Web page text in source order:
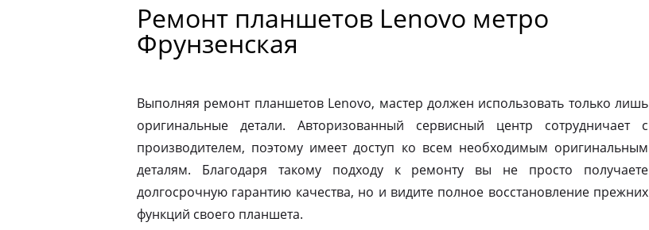
Ремонт планшетов Lenovo метро
Фрунзенская
Выполняя ремонт планшетов Lenovo, мастер должен использовать только лишь
оригинальные детали. Авторизованный сервисный центр сотрудничает с
производителем, поэтому имеет доступ ко всем необходимым оригинальным
деталям. Благодаря такому подходу к ремонту вы не просто получаете
долгосрочную гарантию качества, но и видите полное восстановление прежних
функций своего планшета.